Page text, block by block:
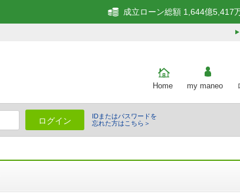
成立ローン総額 1,644億5,417
Home my maneo
ログイン
IDまたはパスワードを
忘れた方はこちら＞